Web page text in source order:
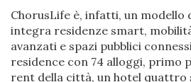
ChorusLife è, infatti, un modello
integra residenze smart,
avanzati e spazi pubblici
residence con 74 alloggi,
rent della città, un hotel quattro